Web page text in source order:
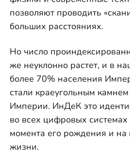
позволяют проводить
больших расстояниях.
Но число
же неуклонно растет, и в
более 70% населения
стали краеугольным
Империи. ИнДеК это
во всех цифровых
момента его рождения и на
жизни.